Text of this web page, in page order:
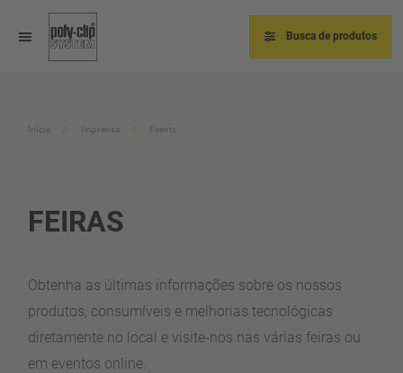
conteúdo
principal
Busca de produtos
Início Imprensa Events
FEIRAS
Obtenha as últimas informações sobre os nossos
produtos, consumíveis e melhorias tecnológicas
diretamente no local e visite-nos nas várias feiras ou
em eventos online.